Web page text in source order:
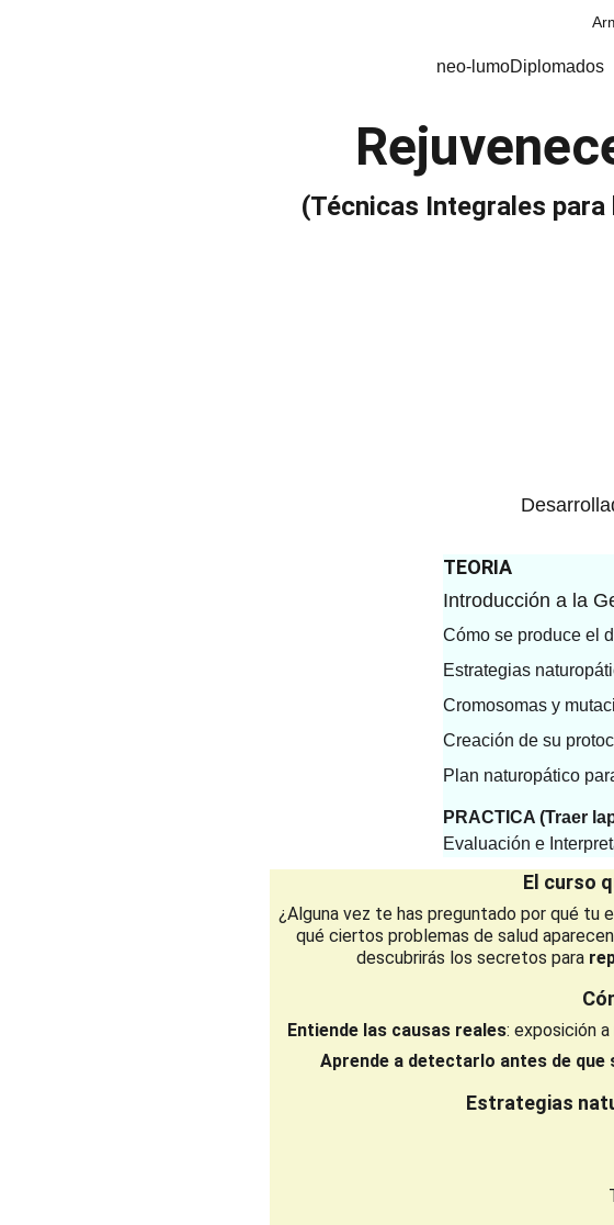
neo-lumoDiplomados
(Técnicas Integrales
TEORIA
Introducción a la
Cómo se produce el
Estrategias
Cromosomas y
Creación de su
Plan naturopático
PRACTICA (Traer
Evaluación e
El curso
¿Alguna vez te has preguntado por qué tu
qué ciertos problemas de salud
descubrirás los secretos para
Entiende las causas reales: exposición
Aprende a detectarlo antes de que
Estrategias